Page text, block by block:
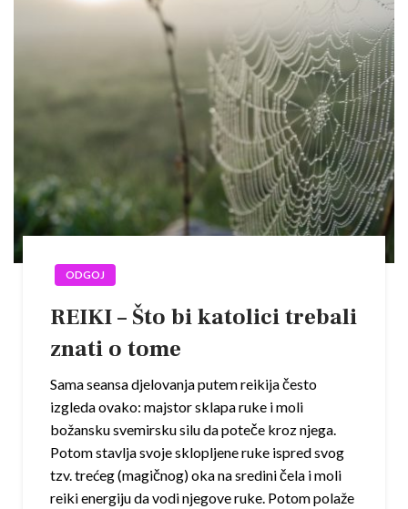
ODGOJ
REIKI – Što bi katolici trebali
znati o tome
Sama seansa djelovanja putem reikija često
izgleda ovako: majstor sklapa ruke i moli
božansku svemirsku silu da poteče kroz njega.
Potom stavlja svoje sklopljene ruke ispred svog
tzv. trećeg (magičnog) oka na sredini čela i moli
reiki energiju da vodi njegove ruke. Potom polaže